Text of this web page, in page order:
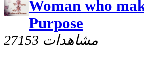
Woman who
Purpose
27153 مشاهدات